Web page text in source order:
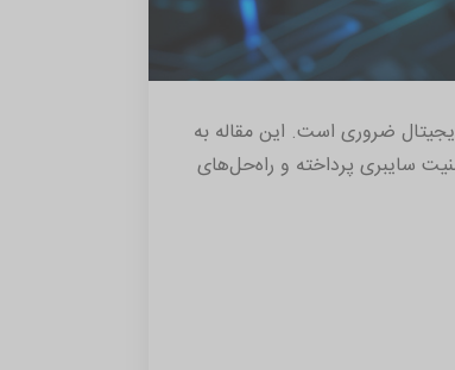
ضروری است. این مقاله به
سایبری پرداخته و راه‌حل‌های